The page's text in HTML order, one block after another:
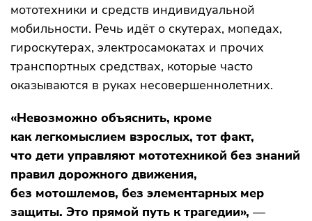
мототехники и средств индивидуальной
мобильности. Речь идёт о скутерах, мопедах,
гироскутерах, электросамокатах и прочих
транспортных средствах, которые часто
оказываются в руках несовершеннолетних.
«Невозможно объяснить, кроме
как легкомыслием взрослых, тот факт,
что дети управляют мототехникой без знаний
правил дорожного движения,
без мотошлемов, без элементарных мер
защиты. Это прямой путь к трагедии», —